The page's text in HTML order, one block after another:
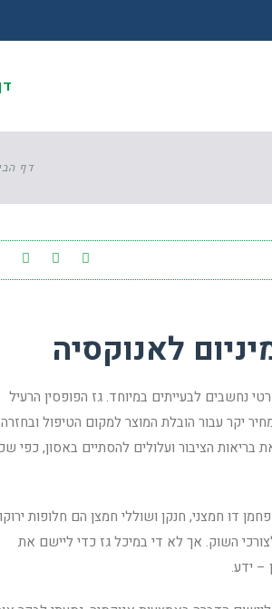
דף
לאנוקסיה
נחשבים לבעייתים במיוחד. גז הפופסין הרעיל
יקר עבור הובלת המוצר למקום הטיפול ובחזרה.
בריאות הציבור ועלולים להסתיים באסון, כפי
דו חמצני, חנקן ושוללי חמצן הם חלופות
השוק. אך לא די במיכל גז כדי ליישם את
– ידע.